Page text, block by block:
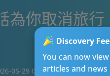
Discovery
You can now
articles and
為你取消旅
05-29 07:15